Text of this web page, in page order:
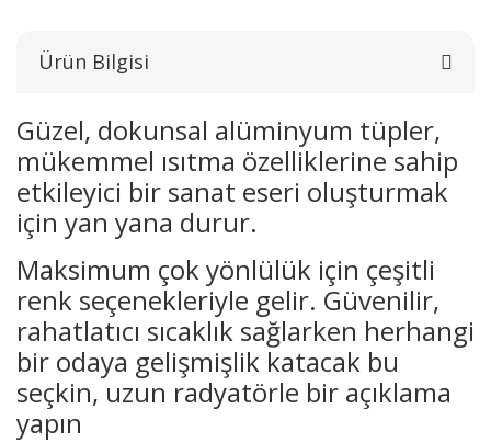
Ürün Bilgisi
Güzel, dokunsal alüminyum tüpler,
mükemmel ısıtma özelliklerine sahip
etkileyici bir sanat eseri oluşturmak
için yan yana durur.
Maksimum çok yönlülük için çeşitli
renk seçenekleriyle gelir. Güvenilir,
rahatlatıcı sıcaklık sağlarken herhangi
bir odaya gelişmişlik katacak bu
seçkin, uzun radyatörle bir açıklama
yapın